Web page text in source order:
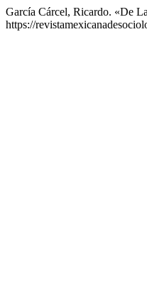
García Cárcel, Ricardo. «De
https://